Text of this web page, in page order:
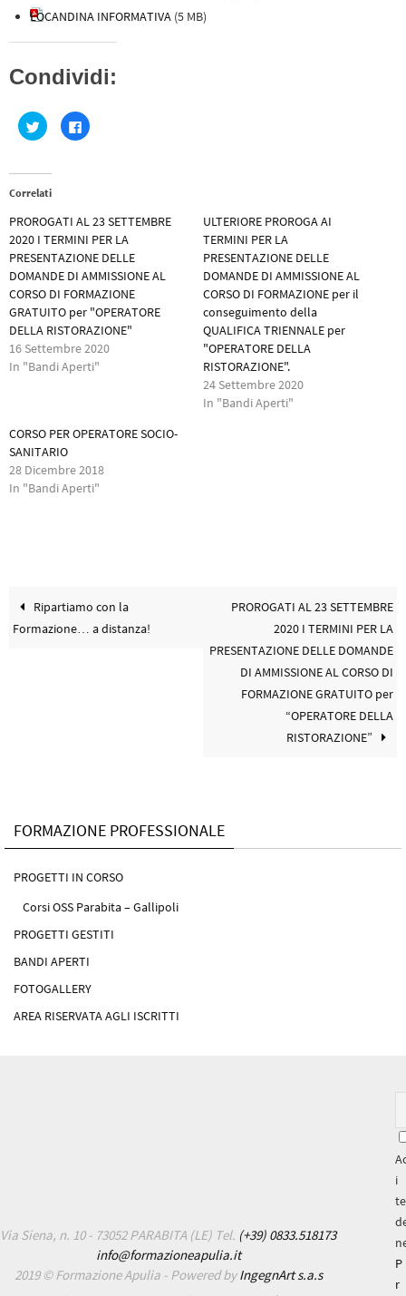
LOCANDINA INFORMATIVA (5 MB)
Condividi:
F
a
i
c
q
i
p
e
r
c
o
n
d
i
v
i
d
e
r
e
i
t
t
e
r
(
S
a
n
u
o
F
a
r
c
o
n
d
i
v
i
d
e
r
e
s
u
F
o
o
S
i
a
u
o
a
Correlati
PROROGATI AL 23 SETTEMBRE
2020 I TERMINI PER LA
PRESENTAZIONE DELLE
DOMANDE DI AMMISSIONE AL
CORSO DI FORMAZIONE
GRATUITO per "OPERATORE
DELLA RISTORAZIONE"
16 Settembre 2020
In "Bandi Aperti"
ULTERIORE PROROGA AI
TERMINI PER LA
PRESENTAZIONE DELLE
DOMANDE DI AMMISSIONE AL
CORSO DI FORMAZIONE per il
conseguimento della
QUALIFICA TRIENNALE per
"OPERATORE DELLA
RISTORAZIONE".
24 Settembre 2020
In "Bandi Aperti"
CORSO PER OPERATORE SOCIO-
SANITARIO
28 Dicembre 2018
In "Bandi Aperti"
Ripartiamo con la
Formazione… a distanza!
PROROGATI AL 23 SETTEMBRE
2020 I TERMINI PER LA
PRESENTAZIONE DELLE DOMANDE
DI AMMISSIONE AL CORSO DI
FORMAZIONE GRATUITO per
“OPERATORE DELLA
RISTORAZIONE”
FORMAZIONE PROFESSIONALE
PROGETTI IN CORSO
Corsi OSS Parabita – Gallipoli
PROGETTI GESTITI
BANDI APERTI
FOTOGALLERY
AREA RISERVATA AGLI ISCRITTI
Via Siena, n. 10 - 73052 PARABITA (LE) Tel. (+39) 0833.518173
info@formazioneapulia.it
2019 © Formazione Apulia- Powered byIngegnArt s.a.s
i
P
r